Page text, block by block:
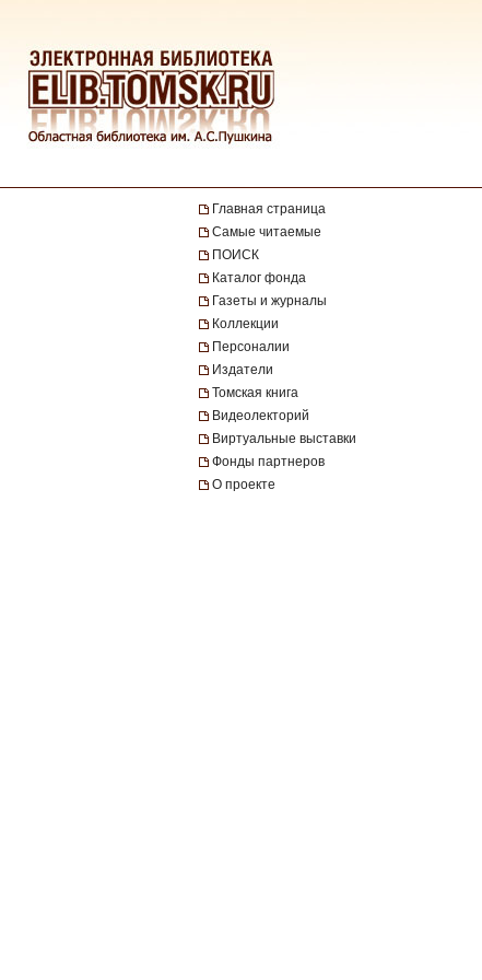
Главная страница
Самые читаемые
ПОИСК
Каталог фонда
Газеты и журналы
Коллекции
Персоналии
Издатели
Томская книга
Видеолекторий
Виртуальные выставки
Фонды партнеров
О проекте